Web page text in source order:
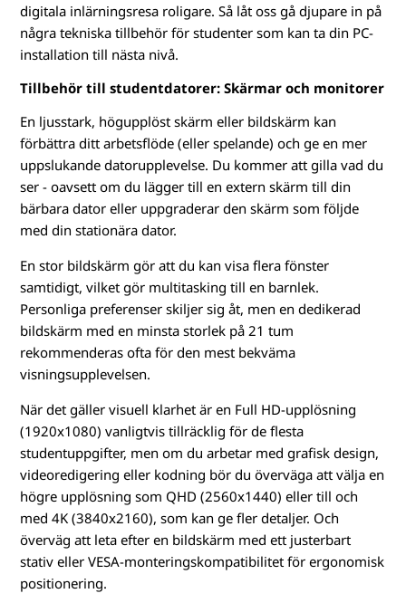
digitala inlärningsresa roligare. Så låt oss gå djupare in på
några tekniska tillbehör för studenter som kan ta din PC-
installation till nästa nivå.
Tillbehör till studentdatorer: Skärmar och monitorer
En ljusstark, högupplöst skärm eller bildskärm kan
förbättra ditt arbetsflöde (eller spelande) och ge en mer
uppslukande datorupplevelse. Du kommer att gilla vad du
ser - oavsett om du lägger till en extern skärm till din
bärbara dator eller uppgraderar den skärm som följde
med din stationära dator.
En stor bildskärm gör att du kan visa flera fönster
samtidigt, vilket gör multitasking till en barnlek.
Personliga preferenser skiljer sig åt, men en dedikerad
bildskärm med en minsta storlek på 21 tum
rekommenderas ofta för den mest bekväma
visningsupplevelsen.
När det gäller visuell klarhet är en Full HD-upplösning
(1920x1080) vanligtvis tillräcklig för de flesta
studentuppgifter, men om du arbetar med grafisk design,
videoredigering eller kodning bör du överväga att välja en
högre upplösning som QHD (2560x1440) eller till och
med 4K (3840x2160), som kan ge fler detaljer. Och
överväg att leta efter en bildskärm med ett justerbart
stativ eller VESA-monteringskompatibilitet för ergonomisk
positionering.